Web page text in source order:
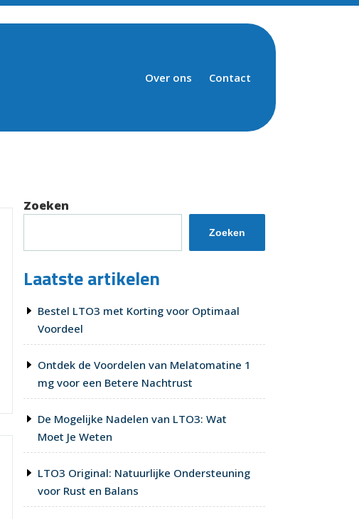
Over ons Contact
Zoeken
Zoeken
Laatste artikelen
Bestel LTO3 met Korting voor Optimaal
Voordeel
Ontdek de Voordelen van Melatomatine 1
mg voor een Betere Nachtrust
De Mogelijke Nadelen van LTO3: Wat
Moet Je Weten
LTO3 Original: Natuurlijke Ondersteuning
voor Rust en Balans